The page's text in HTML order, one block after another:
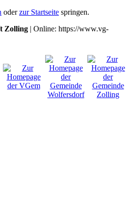
oderzur Startseite springen.
Zolling | Online: https://www.vg-